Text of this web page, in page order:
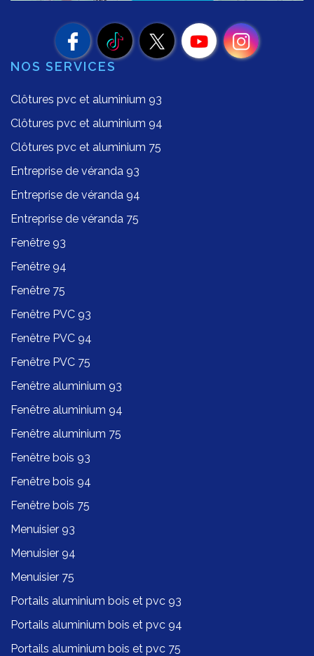
NOS SERVICES
Clôtures pvc et aluminium 93
Clôtures pvc et aluminium 94
Clôtures pvc et aluminium 75
Entreprise de véranda 93
Entreprise de véranda 94
Entreprise de véranda 75
Fenêtre 93
Fenêtre 94
Fenêtre 75
Fenêtre PVC 93
Fenêtre PVC 94
Fenêtre PVC 75
Fenêtre aluminium 93
Fenêtre aluminium 94
Fenêtre aluminium 75
Fenêtre bois 93
Fenêtre bois 94
Fenêtre bois 75
Menuisier 93
Menuisier 94
Menuisier 75
Portails aluminium bois et pvc 93
Portails aluminium bois et pvc 94
Portails aluminium bois et pvc 75